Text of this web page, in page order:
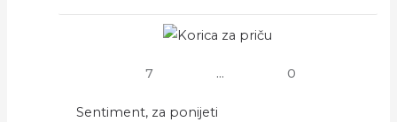
7 ... 0
Sentiment, za ponijeti